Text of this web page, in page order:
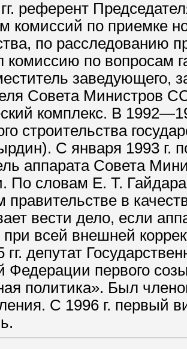
гг. референт
комиссий по приемке
по расследованию
комиссию по вопросам
заведующего,
Совета Министров
комплекс. В
строительства
С января 1993 г.
аппарата Совета
По словам Е. Т.
правительстве в
вести дело, если
при всей внешней
депутат
Федерации первого
политика». Был
С 1996 г. первый